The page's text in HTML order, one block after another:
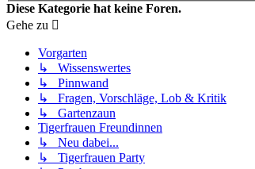
Diese Kategorie hat keine Foren.
Gehe zu
Vorgarten
↳ Wissenswertes
↳ Pinnwand
↳ Fragen, Vorschläge, Lob & Kritik
↳ Gartenzaun
Tigerfrauen Freundinnen
↳ Neu dabei...
↳ Tigerfrauen Party